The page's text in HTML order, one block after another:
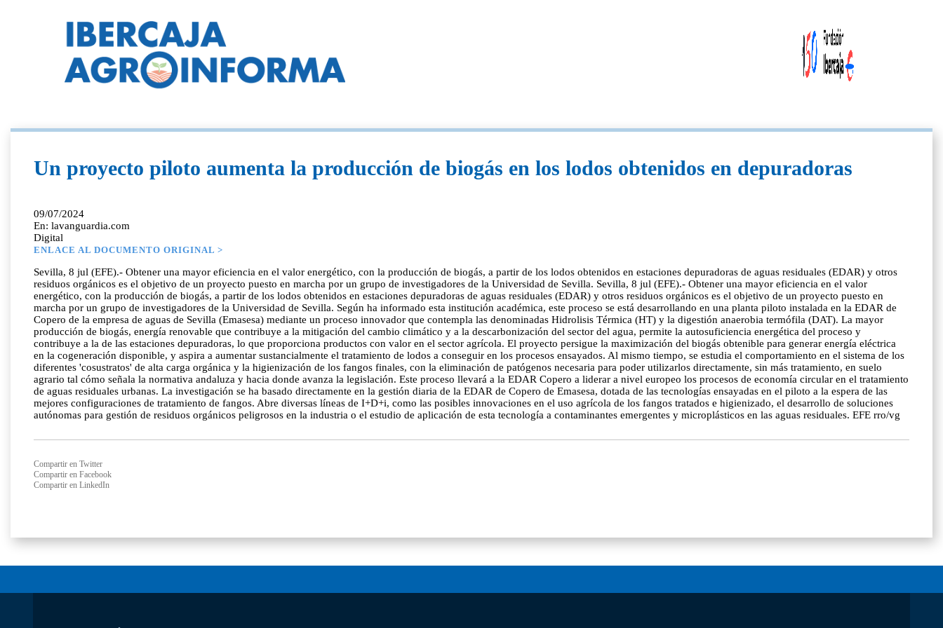
Un proyecto piloto aumenta la producción de biogás en los lodos obtenidos en depuradoras
09/07/2024
En: lavanguardia.com
Digital
ENLACE AL DOCUMENTO ORIGINAL >
Sevilla, 8 jul (EFE).- Obtener una mayor eficiencia en el valor energético, con la producción de biogás, a partir de los lodos obtenidos en estaciones depuradoras de aguas residuales (EDAR) y otros
residuos orgánicos es el objetivo de un proyecto puesto en marcha por un grupo de investigadores de la Universidad de Sevilla. Sevilla, 8 jul (EFE).- Obtener una mayor eficiencia en el valor
energético, con la producción de biogás, a partir de los lodos obtenidos en estaciones depuradoras de aguas residuales (EDAR) y otros residuos orgánicos es el objetivo de un proyecto puesto en
marcha por un grupo de investigadores de la Universidad de Sevilla. Según ha informado esta institución académica, este proceso se está desarrollando en una planta piloto instalada en la EDAR de
Copero de la empresa de aguas de Sevilla (Emasesa) mediante un proceso innovador que contempla las denominadas Hidrolisis Térmica (HT) y la digestión anaerobia termófila (DAT). La mayor
producción de biogás, energía renovable que contribuye a la mitigación del cambio climático y a la descarbonización del sector del agua, permite la autosuficiencia energética del proceso y
contribuye a la de las estaciones depuradoras, lo que proporciona productos con valor en el sector agrícola. El proyecto persigue la maximización del biogás obtenible para generar energía eléctrica
en la cogeneración disponible, y aspira a aumentar sustancialmente el tratamiento de lodos a conseguir en los procesos ensayados. Al mismo tiempo, se estudia el comportamiento en el sistema de los
diferentes 'cosustratos' de alta carga orgánica y la higienización de los fangos finales, con la eliminación de patógenos necesaria para poder utilizarlos directamente, sin más tratamiento, en suelo
agrario tal cómo señala la normativa andaluza y hacia donde avanza la legislación. Este proceso llevará a la EDAR Copero a liderar a nivel europeo los procesos de economía circular en el tratamiento
de aguas residuales urbanas. La investigación se ha basado directamente en la gestión diaria de la EDAR de Copero de Emasesa, dotada de las tecnologías ensayadas en el piloto a la espera de las
mejores configuraciones de tratamiento de fangos. Abre diversas líneas de I+D+i, como las posibles innovaciones en el uso agrícola de los fangos tratados e higienizado, el desarrollo de soluciones
autónomas para gestión de residuos orgánicos peligrosos en la industria o el estudio de aplicación de esta tecnología a contaminantes emergentes y microplásticos en las aguas residuales. EFE rro/vg
Compartir en Twitter
Compartir en Facebook
Compartir en LinkedIn